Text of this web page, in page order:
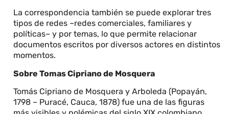
La correspondencia también se puede explorar tres
tipos de redes –redes comerciales, familiares y
políticas– y por temas, lo que permite relacionar
documentos escritos por diversos actores en distintos
momentos.
Sobre Tomas Cipriano de Mosquera
Tomás Cipriano de Mosquera y Arboleda (Popayán,
1798 – Puracé, Cauca, 1878) fue una de las figuras